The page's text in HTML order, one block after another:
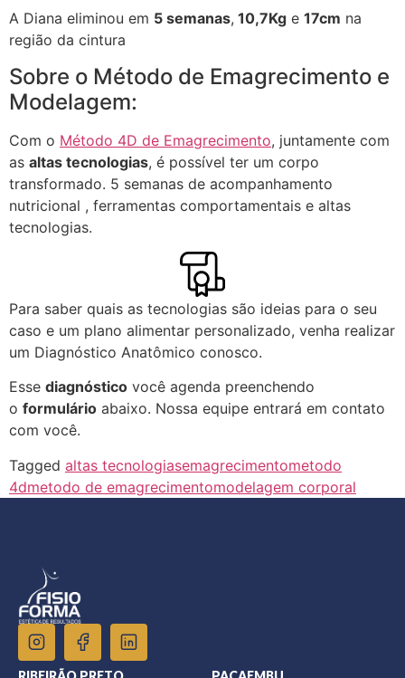
A Diana eliminou em 5 semanas, 10,7Kg e 17cm na
região da cintura
Sobre o Método de Emagrecimento e
Modelagem:
Com o Método 4D de Emagrecimento, juntamente com
as altas tecnologias, é possível ter um corpo
transformado. 5 semanas de acompanhamento
nutricional , ferramentas comportamentais e altas
tecnologias.
Para saber quais as tecnologias são ideias para o seu
caso e um plano alimentar personalizado, venha realizar
um Diagnóstico Anatômico conosco.
Esse diagnóstico você agenda preenchendo
o formulário abaixo. Nossa equipe entrará em contato
com você.
Tagged altas tecnologiasemagrecimentometodo
4dmetodo de emagrecimentomodelagem corporal